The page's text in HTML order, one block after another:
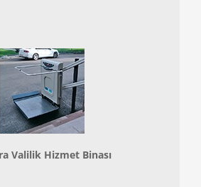
Valilik Hizmet Binası